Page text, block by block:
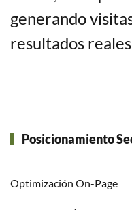
generando
resultados
Posicionamiento
Optimización On-Page